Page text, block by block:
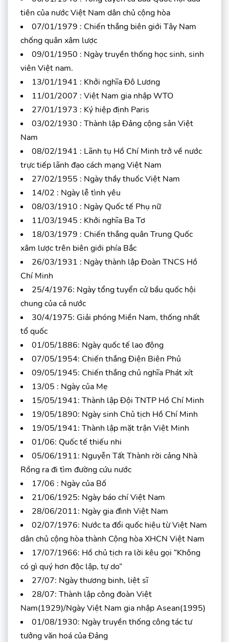
tiên của nước Việt Nam dân chủ cộng hòa
07/01/1979 : Chiến thắng biên giới Tây Nam
chống quân xâm lược
09/01/1950 : Ngày truyền thống học sinh, sinh
viên Việt nam.
13/01/1941 : Khởi nghĩa Đô Lương
11/01/2007 : Việt Nam gia nhập WTO
27/01/1973 : Ký hiệp định Paris
03/02/1930 : Thành lập Đảng cộng sản Việt
Nam
08/02/1941 : Lãnh tụ Hồ Chí Minh trở về nước
trực tiếp lãnh đạo cách mạng Việt Nam
27/02/1955 : Ngày thầy thuốc Việt Nam
14/02 : Ngày lễ tình yêu
08/03/1910 : Ngày Quốc tế Phụ nữ
11/03/1945 : Khởi nghĩa Ba Tơ
18/03/1979 : Chiến thắng quân Trung Quốc
xâm lược trên biên giới phía Bắc
26/03/1931 : Ngày thành lập Đoàn TNCS Hồ
Chí Minh
25/4/1976: Ngày tổng tuyển cử bầu quốc hội
chung của cả nước
30/4/1975: Giải phóng Miền Nam, thống nhất
tổ quốc
01/05/1886: Ngày quốc tế lao động
07/05/1954: Chiến thắng Điện Biên Phủ
09/05/1945: Chiến thắng chủ nghĩa Phát xít
13/05 : Ngày của Mẹ
15/05/1941: Thành lập Đội TNTP Hồ Chí Minh
19/05/1890: Ngày sinh Chủ tịch Hồ Chí Minh
19/05/1941: Thành lập mặt trận Việt Minh
01/06: Quốc tế thiếu nhi
05/06/1911: Nguyễn Tất Thành rời cảng Nhà
Rồng ra đi tìm đường cứu nước
17/06 : Ngày của Bố
21/06/1925: Ngày báo chí Việt Nam
28/06/2011: Ngày gia đình Việt Nam
02/07/1976: Nước ta đổi quốc hiệu từ Việt Nam
dân chủ cộng hòa thành Cộng hòa XHCN Việt Nam
17/07/1966: Hồ chủ tịch ra lời kêu gọi “Không
có gì quý hơn độc lập, tự do”
27/07: Ngày thương binh, liệt sĩ
28/07: Thành lập công đoàn Việt
Nam(1929)/Ngày Việt Nam gia nhập Asean(1995)
01/08/1930: Ngày truyền thống công tác tư
tưởng văn hoá của Đảng